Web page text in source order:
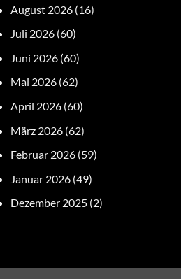
August 2026 (16)
Juli 2026 (60)
Juni 2026 (60)
Mai 2026 (62)
April 2026 (60)
März 2026 (62)
Februar 2026 (59)
Januar 2026 (49)
Dezember 2025 (2)